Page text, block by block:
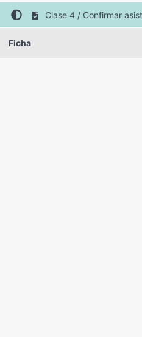
Clase 4 / Confirmar
Ficha